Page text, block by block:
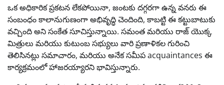
ఒక అధికారిక ప్రకటన లేకపోయినా, జంటకు దగ్గరగా ఉన్న వనరు ఈ
సంబంధం కాలానుగుణంగా అభివృద్ధి చెందింది, కాబట్టి ఈ కట్టుబాటుకు
వచ్చింది అని సంకేత సూచిస్తున్నాయి. సమంత మరియు రాజ్ యొక్క
మిత్రులు మరియు కుటుంబ సభ్యులు వారి ప్రణాళికల గురించి
తెలిసినట్లు సమాచారం, మరియు అనేక సమీప acquaintances ఈ
కార్యక్రమంలో హాజరయ్యారని భావిస్తున్నారు.